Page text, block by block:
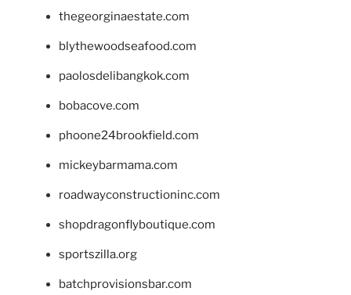
thegeorginaestate.com
blythewoodseafood.com
paolosdelibangkok.com
bobacove.com
phoone24brookfield.com
mickeybarmama.com
roadwayconstructioninc.com
shopdragonflyboutique.com
sportszilla.org
batchprovisionsbar.com